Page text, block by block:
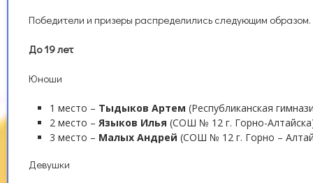
Победители и призеры распределились следующим образом.
До 19 лет
Юноши
1 место – Тыдыков Артем (Республиканская
2 место – Языков Илья (СОШ № 12 г. Горно-
3 место – Малых Андрей (СОШ № 12 г. Горно –
Девушки